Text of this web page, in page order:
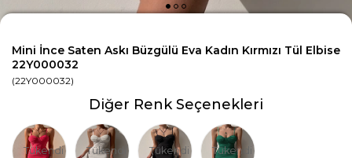
Mini İnce Saten Askı Büzgülü Eva Kadın Kırmızı Tül Elbise
22Y000032
(22Y000032)
Diğer Renk Seçenekleri
Tükendi Tükendi Tükendi Tükendi